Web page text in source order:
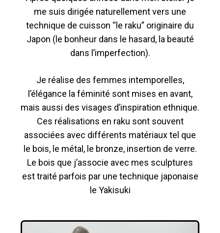
me suis dirigée naturellement vers une
technique de cuisson “le raku” originaire du
Japon (le bonheur dans le hasard, la beauté
dans l’imperfection).
Je réalise des femmes intemporelles,
l’élégance la féminité sont mises en avant,
mais aussi des visages d’inspiration ethnique.
Ces réalisations en raku sont souvent
associées avec différents matériaux tel que
le bois, le métal, le bronze, insertion de verre.
Le bois que j’associe avec mes sculptures
est traité parfois par une technique japonaise
le Yakisuki